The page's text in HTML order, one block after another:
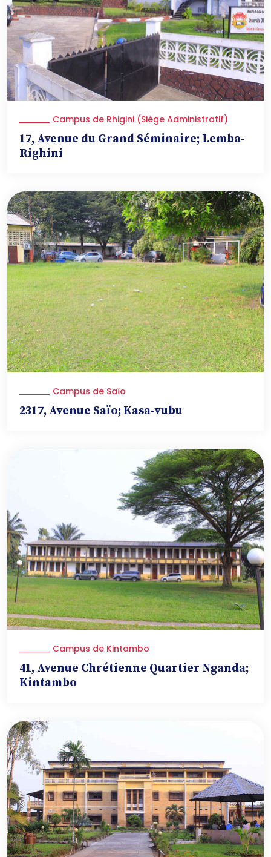
Campus de Rhigini (Siège Administratif)
17, Avenue du Grand Séminaire; Lemba-
Righini
Campus de Saïo
2317, Avenue Saïo; Kasa-vubu
Campus de Kintambo
41, Avenue Chrétienne Quartier Nganda;
Kintambo